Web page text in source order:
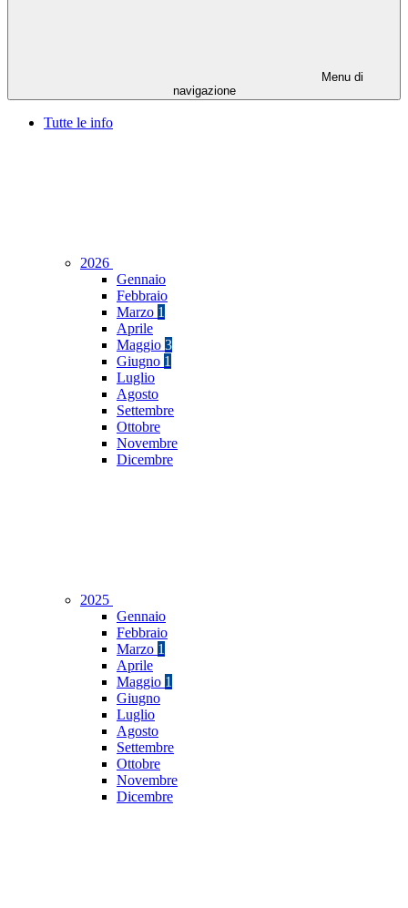
Menu di
navigazione
Tutte le info
2026
Gennaio
Febbraio
Marzo 1
Aprile
Maggio 3
Giugno 1
Luglio
Agosto
Settembre
Ottobre
Novembre
Dicembre
2025
Gennaio
Febbraio
Marzo 1
Aprile
Maggio 1
Giugno
Luglio
Agosto
Settembre
Ottobre
Novembre
Dicembre